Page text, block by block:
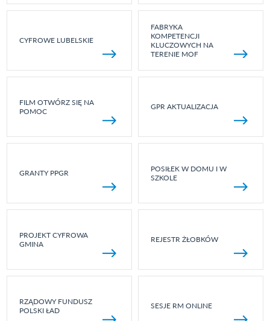
CYFROWE LUBELSKIE
FABRYKA
KOMPETENCJI
KLUCZOWYCH NA
TERENIE MOF
FILM OTWÓRZ SIĘ NA
POMOC
GPR AKTUALIZACJA
GRANTY PPGR
POSIŁEK W DOMU I W
SZKOLE
PROJEKT CYFROWA
GMINA
REJESTR ŻŁOBKÓW
RZĄDOWY FUNDUSZ
POLSKI ŁAD
SESJE RM ONLINE